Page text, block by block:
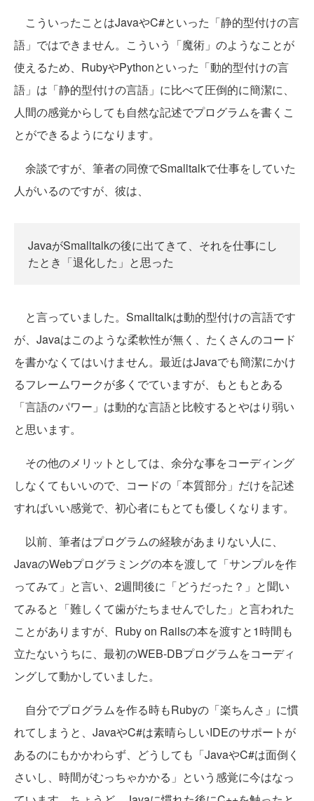
こういったことはJavaやC#といった「静的型付けの言
語」ではできません。こういう「魔術」のようなことが
使えるため、RubyやPythonといった「動的型付けの言
語」は「静的型付けの言語」に比べて圧倒的に簡潔に、
人間の感覚からしても自然な記述でプログラムを書くこ
とができるようになります。
余談ですが、筆者の同僚でSmalltalkで仕事をしていた
人がいるのですが、彼は、
JavaがSmalltalkの後に出てきて、それを仕事にし
たとき「退化した」と思った
と言っていました。Smalltalkは動的型付けの言語です
が、Javaはこのような柔軟性が無く、たくさんのコード
を書かなくてはいけません。最近はJavaでも簡潔にかけ
るフレームワークが多くでていますが、もともとある
「言語のパワー」は動的な言語と比較するとやはり弱い
と思います。
その他のメリットとしては、余分な事をコーディング
しなくてもいいので、コードの「本質部分」だけを記述
すればいい感覚で、初心者にもとても優しくなります。
以前、筆者はプログラムの経験があまりない人に、
JavaのWebプログラミングの本を渡して「サンプルを作
ってみて」と言い、2週間後に「どうだった？」と聞い
てみると「難しくて歯がたちませんでした」と言われた
ことがありますが、Ruby on Railsの本を渡すと1時間も
立たないうちに、最初のWEB-DBプログラムをコーディ
ングして動かしていました。
自分でプログラムを作る時もRubyの「楽ちんさ」に慣
れてしまうと、JavaやC#は素晴らしいIDEのサポートが
あるのにもかかわらず、どうしても「JavaやC#は面倒く
さいし、時間がむっちゃかかる」という感覚に今はなっ